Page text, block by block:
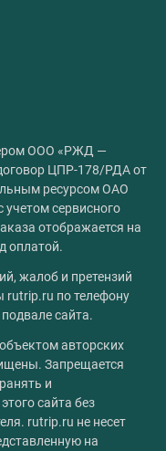
ООО «РЖД —
ЦПР-178/РДА от
ресурсом ОАО
сервисного
отображается на
оплатой.
жалоб и претензий
по телефону
сайта.
авторских
Запрещается
и
сайта без
rutrip.ru не несет
на